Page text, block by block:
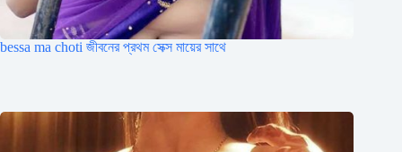
bessa ma choti জীবনের প্রথম সেক্স মায়ের সাথে